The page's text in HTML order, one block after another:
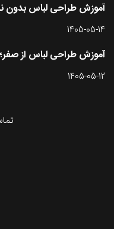
آموزش طراحی لباس بدون
1405-05-14
آموزش طراحی لباس از
1405-05-12